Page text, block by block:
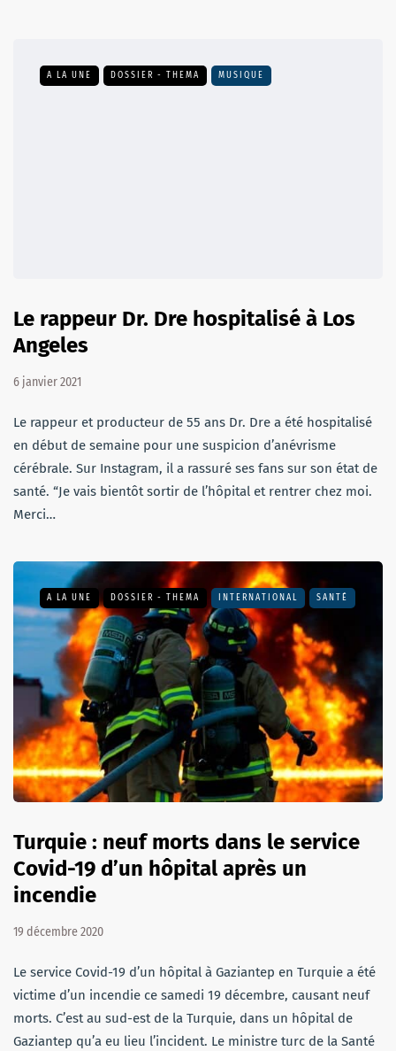
A LA UNE DOSSIER - THEMA MUSIQUE
Le rappeur Dr. Dre hospitalisé à Los
Angeles
6 janvier 2021
Le rappeur et producteur de 55 ans Dr. Dre a été hospitalisé
en début de semaine pour une suspicion d’anévrisme
cérébrale. Sur Instagram, il a rassuré ses fans sur son état de
santé. “Je vais bientôt sortir de l’hôpital et rentrer chez moi.
Merci…
A LA UNE DOSSIER - THEMA INTERNATIONAL SANTÉ
Turquie : neuf morts dans le service
Covid-19 d’un hôpital après un
incendie
19 décembre 2020
Le service Covid-19 d’un hôpital à Gaziantep en Turquie a été
victime d’un incendie ce samedi 19 décembre, causant neuf
morts. C’est au sud-est de la Turquie, dans un hôpital de
Gaziantep qu’a eu lieu l’incident. Le ministre turc de la Santé